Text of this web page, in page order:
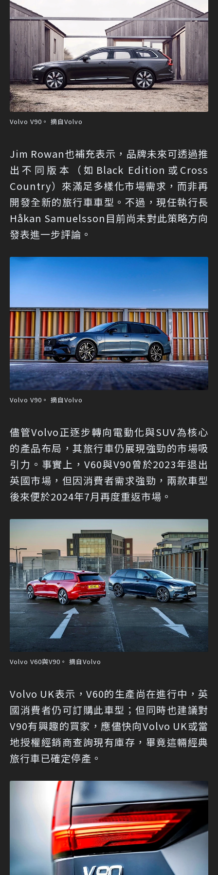
Volvo V90。 摘自Volvo
Jim Rowan也補充表示，品牌未來可透過推
出不同版本（如Black Edition或Cross
Country）來滿足多樣化市場需求，而非再
開發全新的旅行車車型。不過，現任執行長
Håkan Samuelsson目前尚未對此策略方向
發表進一步評論。
Volvo V90。 摘自Volvo
儘管Volvo正逐步轉向電動化與SUV為核心
的產品布局，其旅行車仍展現強勁的市場吸
引力。事實上，V60與V90曾於2023年退出
英國市場，但因消費者需求強勁，兩款車型
後來便於2024年7月再度重返市場。
Volvo V60與V90。 摘自Volvo
Volvo UK表示，V60的生產尚在進行中，英
國消費者仍可訂購此車型；但同時也建議對
V90有興趣的買家，應儘快向Volvo UK或當
地授權經銷商查詢現有庫存，畢竟這輛經典
旅行車已確定停產。